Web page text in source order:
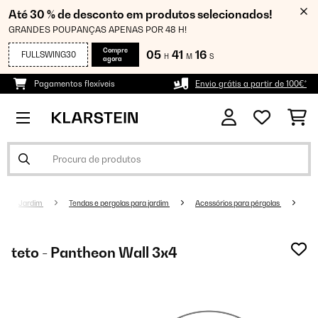
Até 30 % de desconto em produtos selecionados!
GRANDES POUPANÇAS APENAS POR 48 H!
FULLSWING30
Compre
agora
05 H 41 M 15 S
Pagamentos flexíveis Envio grátis a partir de 100€*
Jardim Tendas e pergolas para jardim Acessórios para pérgolas
teto - Pantheon Wall 3x4